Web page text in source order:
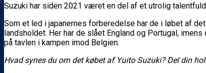
Suzuki har siden 2021 været en del af et utrolig
Som et led i japanernes forberedelse har de i løbet af
landsholdet. Her har de slået England og Portugal,
på tavlen i kampen imod Belgien.
Hvad synes du om det købet af Yuito Suzuki? Del din